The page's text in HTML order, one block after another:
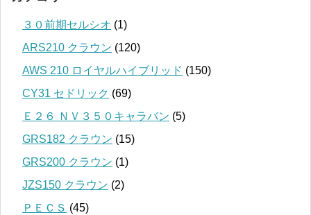
３０前期セルシオ (1)
ARS210 クラウン (120)
AWS 210 ロイヤルハイブリッド (150)
CY31 セドリック (69)
Ｅ２６ ＮＶ３５０キャラバン (5)
GRS182 クラウン (15)
GRS200 クラウン (1)
JZS150 クラウン (2)
ＰＥＣＳ (45)